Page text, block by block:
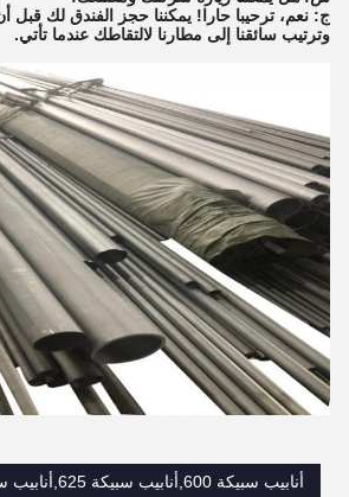
ج: نعم، ترحيبا حارا! يمكننا حجز الفندق لك قبل
وترتيب سائقنا إلى مطارنا لالتقاطك عندما تأتي.
أنابيب سبيكة 600,أنابيب سبيكة 625,أنابيب سبائك الصلب